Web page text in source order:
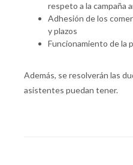
respeto a la campaña
Adhesión de los
y plazos
Funcionamiento de la
Además, se resolverán las
asistentes puedan tener.